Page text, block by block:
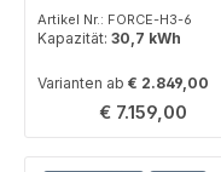
Artikel Nr.: FORCE-H3-6
Kapazität:30,7 kWh
Varianten ab € 2.849,00
Regulärer Preis:
€ 7.159,00